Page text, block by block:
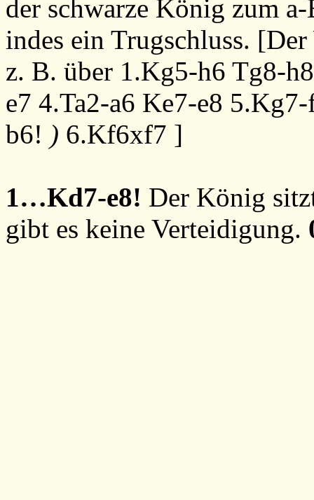
der schwarze König zum
indes ein Trugschluss.
z. B. über 1.Kg5-h6 Tg8-
e7 4.Ta2-a6 Ke7-e8
b6! ) 6.Kf6xf7 ]
1…Kd7-e8! Der König
gibt es keine Verteidigung.